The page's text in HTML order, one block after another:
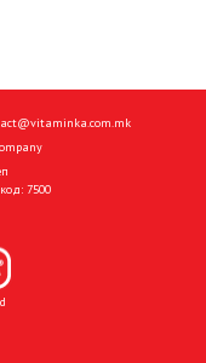
7500